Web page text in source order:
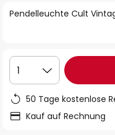
Pendelleuchte Cult
1
50 Tage kostenlose
Kauf auf Rechnung